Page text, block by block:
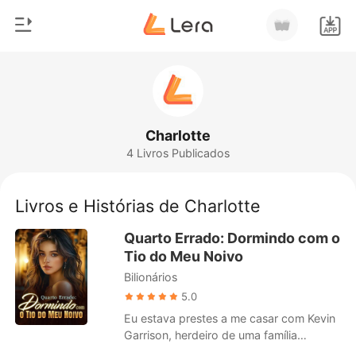
Baixar App
Lobisomem
Romance
Bilionários
Ranking
Charlotte
4 Livros Publicados
Livros e Histórias de Charlotte
Quarto Errado: Dormindo com o
Tio do Meu Noivo
Bilionários
5.0
Eu estava prestes a me casar com Kevin
Garrison, herdeiro de uma família